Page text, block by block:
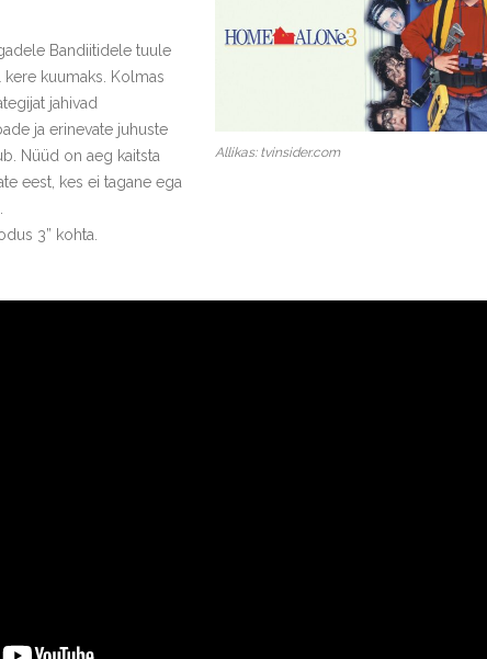
Allikas: tvinsider.com
Bandiitidele tuule
kuumaks. Kolmas
jahivad
ja erinevate juhuste
Nüüd on aeg kaitsta
eest, kes ei tagane ega
3” kohta.